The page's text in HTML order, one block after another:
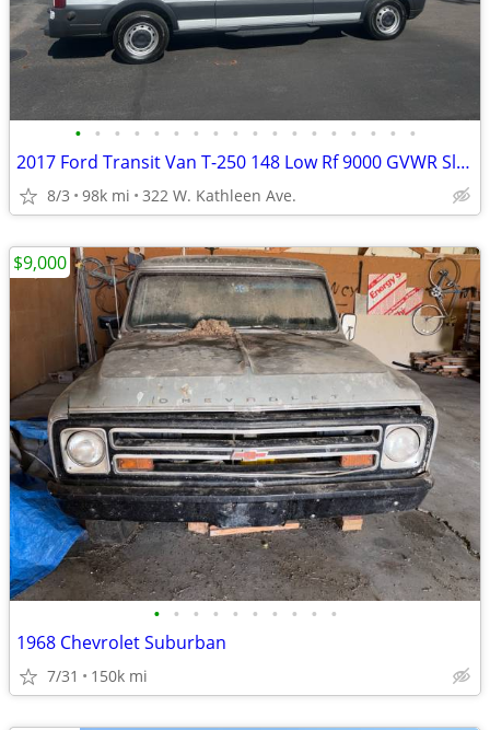
• • • • • • • • • • • • • • • • • •
2017 Ford Transit Van T-250 148 Low Rf 9000 GVWR Sliding RH Dr
8/3 98k mi 322 W. Kathleen Ave.
• • • • • • • • • •
1968 Chevrolet Suburban
7/31 150k mi
$9,000